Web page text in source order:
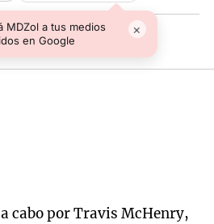
MDZol a tus medios
en Google
×
cabo por Travis McHenry,